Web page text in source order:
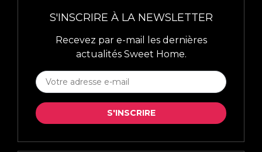
S'INSCRIRE À LA NEWSLETTER
Recevez par e-mail les dernières
actualités Sweet Home.
À
LA
NEWSLETTER
S'INSCRIRE